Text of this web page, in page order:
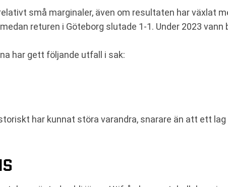
små marginaler, även om resultaten har växlat
returen i Göteborg slutade 1-1. Under 2023
har gett följande utfall i sak:
har kunnat störa varandra, snarare än att ett